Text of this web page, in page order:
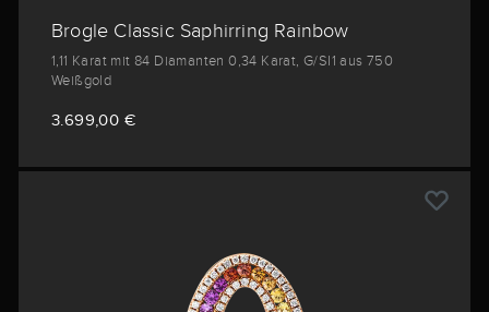
Brogle Classic Saphirring Rainbow
1,11 Karat mit 84 Diamanten 0,34 Karat, G/SI1 aus 750
Weißgold
3.699,00 €